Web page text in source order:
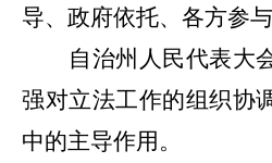
导、政府依托、各方参
自治州人民代表大
强对立法工作的组织协
中的主导作用。